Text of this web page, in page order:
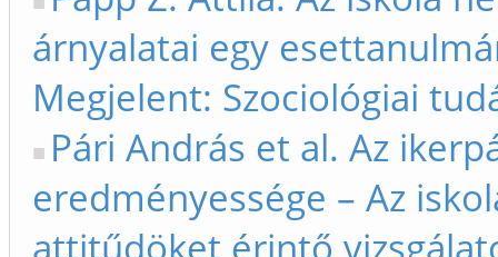
árnyalatai egy
Megjelent: Szociológiai
Pári András et al. Az
eredményessége – Az